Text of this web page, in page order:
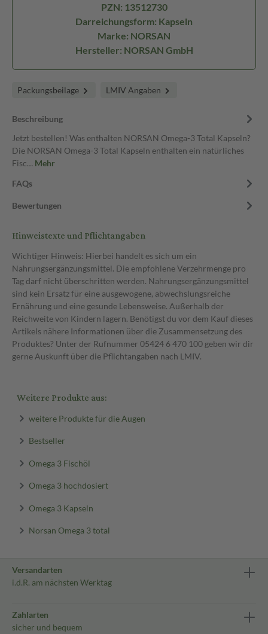
PZN: 13512730
Darreichungsform: Kapseln
Marke: NORSAN
Hersteller: NORSAN GmbH
Packungsbeilage LMIV Angaben
Beschreibung
Jetzt bestellen! Was enthalten NORSAN Omega-3 Total Kapseln?
Die NORSAN Omega-3 Total Kapseln enthalten ein natürliches
Fisc… Mehr
FAQs
Bewertungen
Hinweistexte und Pflichtangaben
Wichtiger Hinweis: Hierbei handelt es sich um ein
Nahrungsergänzungsmittel. Die empfohlene Verzehrmenge pro
Tag darf nicht überschritten werden. Nahrungsergänzungsmittel
sind kein Ersatz für eine ausgewogene, abwechslungsreiche
Ernährung und eine gesunde Lebensweise. Außerhalb der
Reichweite von Kindern lagern. Benötigst du vor dem Kauf dieses
Artikels nähere Informationen über die Zusammensetzung des
Produktes? Unter der Rufnummer 05424 6 470 100 geben wir dir
gerne Auskunft über die Pflichtangaben nach LMIV.
Weitere Produkte aus:
weitere Produkte für die Augen
Bestseller
Omega 3 Fischöl
Omega 3 hochdosiert
Omega 3 Kapseln
Norsan Omega 3 total
Versandarten
i.d.R. am nächsten Werktag
Zahlarten
sicher und bequem